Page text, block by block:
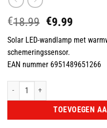
€18.99
prijs
was:
€18.99.
€9.99
is:
Solar LED-wandlamp met
schemeringssensor.
EAN nummer 6951489651266
Solar LED-wandlamp met
TOEVOEGEN